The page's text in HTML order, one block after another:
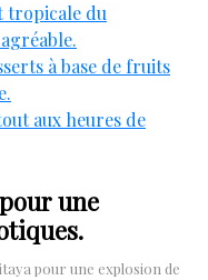
tropicale du
à base de fruits
aux heures de
une
pour une explosion de